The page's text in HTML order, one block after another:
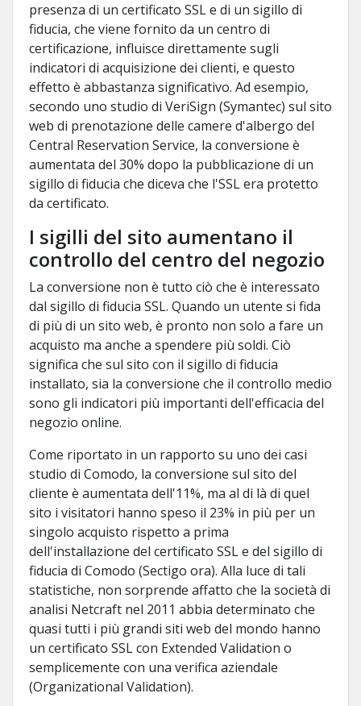
presenza di un certificato SSL e di un sigillo di
fiducia, che viene fornito da un centro di
certificazione, influisce direttamente sugli
indicatori di acquisizione dei clienti, e questo
effetto è abbastanza significativo. Ad esempio,
secondo uno studio di VeriSign (Symantec) sul sito
web di prenotazione delle camere d'albergo del
Central Reservation Service, la conversione è
aumentata del 30% dopo la pubblicazione di un
sigillo di fiducia che diceva che l'SSL era protetto
da certificato.
I sigilli del sito aumentano il
controllo del centro del negozio
La conversione non è tutto ciò che è interessato
dal sigillo di fiducia SSL. Quando un utente si fida
di più di un sito web, è pronto non solo a fare un
acquisto ma anche a spendere più soldi. Ciò
significa che sul sito con il sigillo di fiducia
installato, sia la conversione che il controllo medio
sono gli indicatori più importanti dell'efficacia del
negozio online.
Come riportato in un rapporto su uno dei casi
studio di Comodo, la conversione sul sito del
cliente è aumentata dell'11%, ma al di là di quel
sito i visitatori hanno speso il 23% in più per un
singolo acquisto rispetto a prima
dell'installazione del certificato SSL e del sigillo di
fiducia di Comodo (Sectigo ora). Alla luce di tali
statistiche, non sorprende affatto che la società di
analisi Netcraft nel 2011 abbia determinato che
quasi tutti i più grandi siti web del mondo hanno
un certificato SSL con Extended Validation o
semplicemente con una verifica aziendale
(Organizational Validation).